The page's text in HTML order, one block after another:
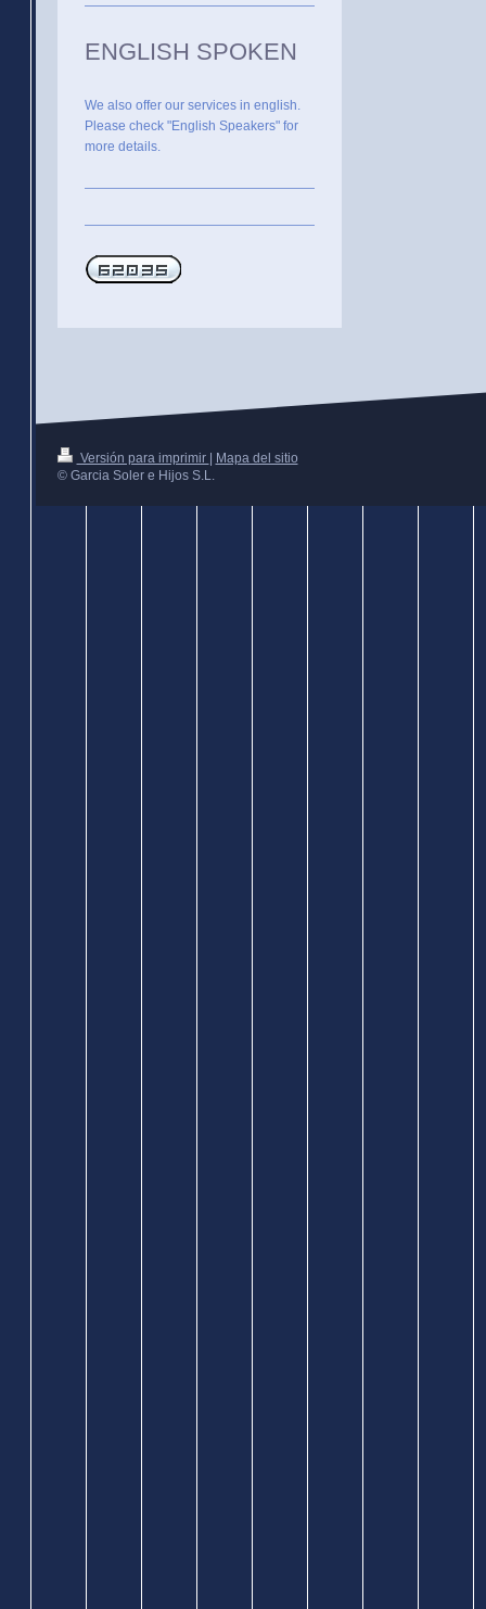
ENGLISH SPOKEN
We also offer our services in english.
Please check "English Speakers" for
more details.
Versión para imprimir
Mapa del sitio
© Garcia Soler e Hijos S.L.